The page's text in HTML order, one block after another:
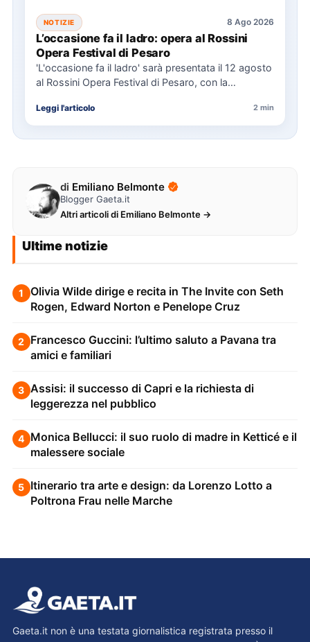
NOTIZIE 8 Ago 2026
L’occasione fa il ladro: opera al Rossini
Opera Festival di Pesaro
'L'occasione fa il ladro' sarà presentata il 12 agosto
al Rossini Opera Festival di Pesaro, con la
Leggi l'articolo 2 min
di Emiliano Belmonte
Blogger Gaeta.it
Altri articoli di Emiliano Belmonte →
Ultime notizie
1
Olivia Wilde dirige e recita in The Invite con Seth
Rogen, Edward Norton e Penelope Cruz
2 Francesco Guccini: l’ultimo saluto a Pavana tra
amici e familiari
3 Assisi: il successo di Capri e la richiesta di
leggerezza nel pubblico
4 Monica Bellucci: il suo ruolo di madre in Ketticé e il
malessere sociale
5 Itinerario tra arte e design: da Lorenzo Lotto a
Poltrona Frau nelle Marche
Gaeta.it non è una testata giornalistica registrata presso il